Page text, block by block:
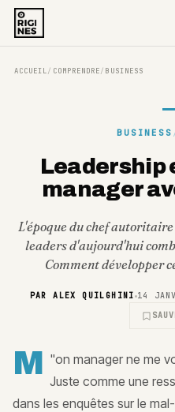
ACCUEIL / COMPRENDRE / BUSINESS
BUSINESS
Leadership
manager
L'époque du chef
leaders d'aujourd'hui
Comment développer
PARALEX QUILGHINI 14
"
M
on manager ne me
Juste comme une
dans les enquêtes sur le